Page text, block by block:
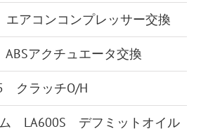
アコンコンプレッサー交換
アクチュエータ交換
クラッチO/H
LA600S デフミットオイル